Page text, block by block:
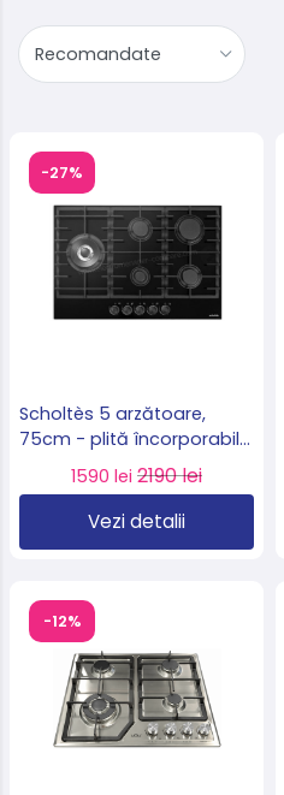
-27%
Scholtès 5 arzătoare,
75cm - plită încorporabilă
pe gaz cu sticlă neagră
model SOTG1730B
1590 lei 2190 lei
Vezi detalii
-12%